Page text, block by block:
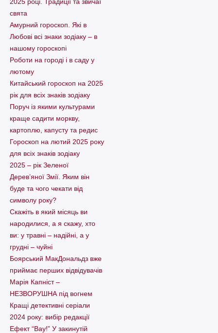
свята
Амурний гороскоп. Які в
Любові всі знаки зодіаку – в
нашому гороскопі
Pоботи на городі і в саду у
лютому
Китайський гороскоп на 2025
рік для всіх знаків зодіаку
Поруч із якими культурами
краще садити моркву,
картоплю, капусту та редис
Гороскоп на лютий 2025 року
для всіх знаків зодіаку
2025 – рік Зеленої
Дерев’яної Змії. Яким він
буде та чого чекати від
символу року?
Скажіть в який місяць ви
народилися, а я скажу, хто
ви: у травні – надійні, а у
грудні – чуйні
Боярський МакДональдз вже
приймає перших відвідувачів
Марія Капніст –
НЕЗВОРУШНА під вогнем
Кращі детективні серіали
2024 року: вибір редакції
Ефект “Вау!” У закинутій